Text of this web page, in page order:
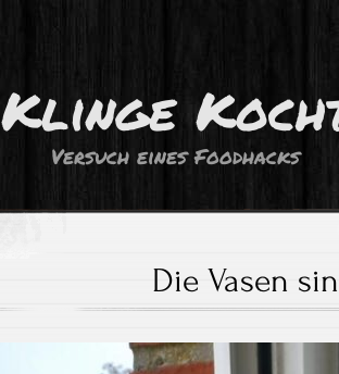
Klinge
Versuch eines Foodhacks
Die Vasen